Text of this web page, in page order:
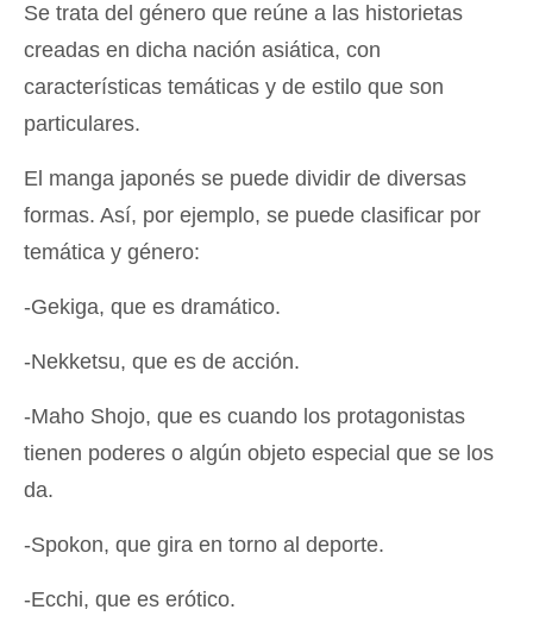
Se trata del género que reúne a las historietas
creadas en dicha nación asiática, con
características temáticas y de estilo que son
particulares.
El manga japonés se puede dividir de diversas
formas. Así, por ejemplo, se puede clasificar por
temática y género:
-Gekiga, que es dramático.
-Nekketsu, que es de acción.
-Maho Shojo, que es cuando los protagonistas
tienen poderes o algún objeto especial que se los
da.
-Spokon, que gira en torno al deporte.
-Ecchi, que es erótico.